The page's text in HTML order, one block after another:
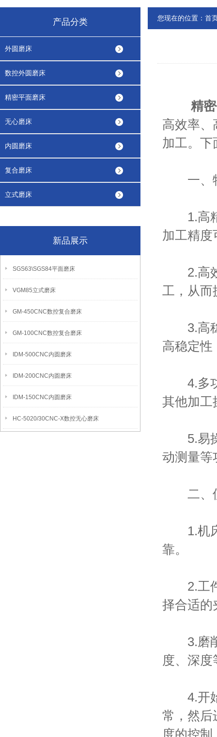
产品分类
外圆磨床
数控外圆磨床
精密平面磨床
无心磨床
内圆磨床
复合磨床
立式磨床
新品展示
SGS63\SGS84平面磨床
VGM85立式磨床
GM-450CNC数控复合磨床
GM-100CNC数控复合磨床
IDM-500CNC内圆磨床
IDM-200CNC内圆磨床
IDM-150CNC内圆磨床
HC-5020/30CNC-X数控无心磨床
您现在的位置： 首
精
高效率、
加工。下
一、
1.高精
加工精度
2.高效
工，从而
3.高稳
高稳定性
4.多功
其他加工
5.易操
动测量等
二、
1.机床
靠。
2.工件
择合适的
3.磨削
度、深
4.开始
常，然后
度的控制